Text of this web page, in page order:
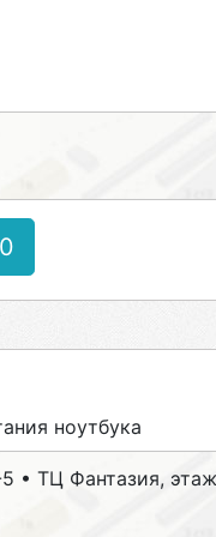
ноутбука
• ТЦ Фантазия,